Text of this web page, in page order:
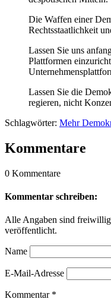
Die Waffen einer
Rechtsstaatlichkeit
Lassen Sie uns
Plattformen
Lassen Sie die
regieren, nicht
Schlagwörter: Mehr
Kommentare
0 Kommentare
Kommentar schreiben:
Alle Angaben sind
veröffentlicht.
Name
E-Mail-Adresse
Kommentar *